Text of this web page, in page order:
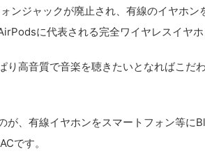
ンジャックが廃止され、有線のイヤホン
に代表される完全ワイヤレスイヤホ
り高音質で音楽を聴きたいとなればこだ
が、有線イヤホンをスマートフォン等に
です。